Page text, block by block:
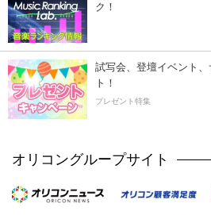
ク！
試写会、登壇イベント
ト！
プレゼント特集
オリコングループサイト